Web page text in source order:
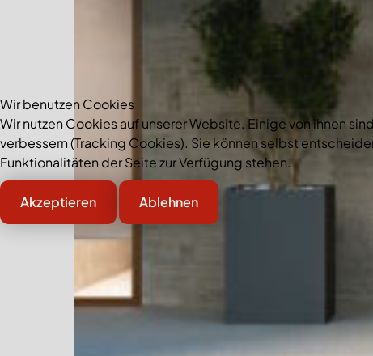
Wir benutzen Cookies
Wir nutzen Cookies auf unserer Website. Einige von ihnen
verbessern (Tracking Cookies). Sie können selbst
Funktionalitäten der Seite zur Verfügung stehen.
Akzeptieren
Ablehnen